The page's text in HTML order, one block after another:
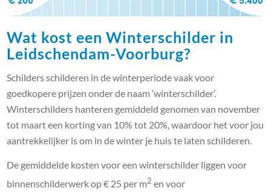
Wat kost een Winterschilder in
Leidschendam-Voorburg?
Schilders schilderen in de winterperiode vaak voor
goedkopere prijzen onder de naam ‘winterschilder’.
Winterschilders hanteren gemiddeld genomen van november
tot maart een korting van 10% tot 20%, waardoor het voor jou
aantrekkelijker is om in de winter je huis te laten schilderen.
De gemiddelde kosten voor een winterschilder liggen voor
binnenschilderwerk op € 25 per m2 en voor